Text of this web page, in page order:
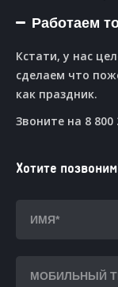
Работаем
Кстати, у нас
сделаем что
как праздник.
Звоните на 8 800
Хотите